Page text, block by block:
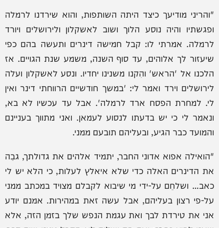
"והריני מודיעך כיצד היתה השותפות, והוא שירדנו לרמלה
ופגשתיו והיה נוסע הלוך ושוב לאשקלון ולירושלים ויורד
לרמלה. אמרתי לו: קבל חמישה דינרים ותעשה בהם כפי
שיעזור לך אלוהים, עד סוף השנה, משמע שנת הגויים. אז
הלכנו אל 'הראש' והִקנו משנינו יחדיו. ונסע לאשקלון ועלה
לירושלים וירד ואמר לי: 'במשך חודשיים הרווחתי דינר ואין
לי. למחרת הפסח ארד לרמלה'. אבל עד עכשיו לא בא,
ונאמר לי כי יש בדעתו לנסוע לעמאן. ואני מתווך בעניינם
והמועד כבר הגיע, ובעליהם תובעם ממני.
"הואילה אפוא אדוני החבר, יתמיד אלהים את גדולתך, גבֵה
את הדינרים האלה כדי שלא איאלץ לעלות, כי הלא יש לי
כאב… ושלחֵם על-ידי מי שיבוא לקבלם מצויד במכתב ממני
על-פי רצון בעליהם, אבל עשה זאת במהירות. אמנם יודע
אני את טירדת לבך ואת עגמת הנפש שלך בזמן הזה, אלא